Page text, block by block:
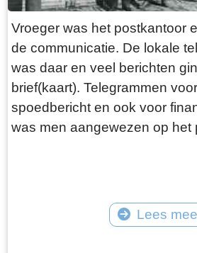
Vroeger was het postkantoor
de communicatie. De lokale
was daar en veel berichten
brief(kaart). Telegrammen
spoedbericht en ook voor
was men aangewezen op het
Lees